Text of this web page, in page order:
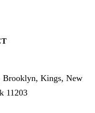
Brooklyn, Kings, New
11203